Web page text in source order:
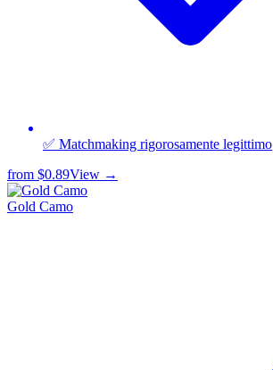
✅ Matchmaking rigorosamente legittimo
from $0.89View →
Gold Camo